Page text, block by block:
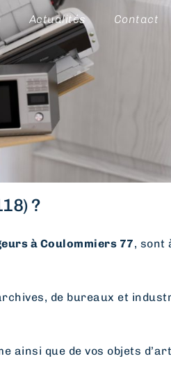
Actualités Contact
?
à Coulommiers 77, sont
de bureaux et
ainsi que de vos objets